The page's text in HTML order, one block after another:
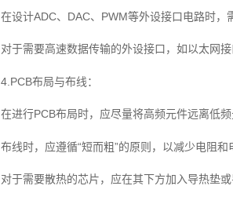
在设计ADC、DAC、PWM等外设接口电路时，
对于需要高速数据传输的外设接口，如以太网
4.PCB布局与布线：
在进行PCB布局时，应尽量将高频元件远离低频
布线时，应遵循“短而粗”的原则，以减少电阻和
对于需要散热的芯片，应在其下方加入导热垫